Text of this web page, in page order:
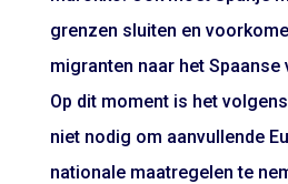
grenzen sluiten en
migranten naar het Spaanse
Op dit moment is het
niet nodig om aanvullende
nationale maatregelen te